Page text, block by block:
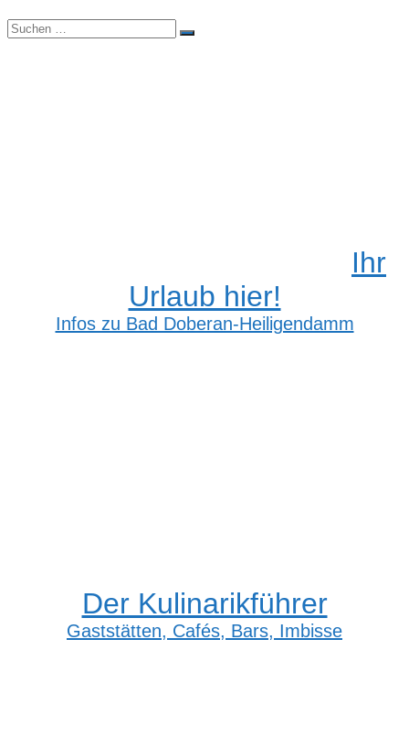
Suchen
nach:
Suchen
Ihr
Urlaub hier!
Infos zu Bad Doberan-Heiligendamm
Der Kulinarikführer
Gaststätten, Cafés, Bars, Imbisse